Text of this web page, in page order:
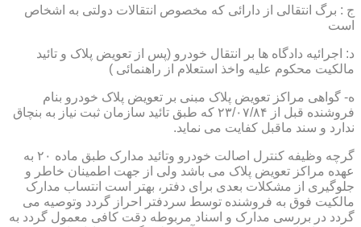
ج : برگ انتقالی از دارائی که مخصوص انتقالات دولتی به اشخاص
است
د: اجرائیه دادگاه ها بر انتقال خودرو (پس از تعویض پلاک و تائید
مالکیت محکوم علیه واخذ استعلام از راهنمائی )
ه- گواهی مراکز تعویض پلاک مبنی بر تعویض پلاک خودرو بنام
فروشنده قبل از ۲۳/۰۷/۸۴ که طبق تائید سازمان ثبت نیاز به بنچاق
ندارد و سند ماقبل کفایت می نماید.
گرچه وظیفه کنترل اصالت خودرو وتائید مدارک طبق ماده ۲۰ به
عهده مراکز تعویض پلاک می باشد ولی از جهت اطمینان خاطر و
جلوگیری از مشکلات بعدی برای دفتر، بهتر است انتساب مدارک
مالکیت فوق به فروشنده توسط سردفتر احراز گردد وتوصیه می
گردد در بررسی مدارک و اسناد مربوطه دقت کافی معمول گردد به